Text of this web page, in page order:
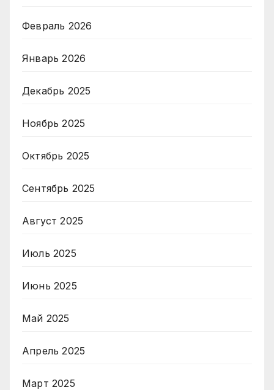
Февраль 2026
Январь 2026
Декабрь 2025
Ноябрь 2025
Октябрь 2025
Сентябрь 2025
Август 2025
Июль 2025
Июнь 2025
Май 2025
Апрель 2025
Март 2025